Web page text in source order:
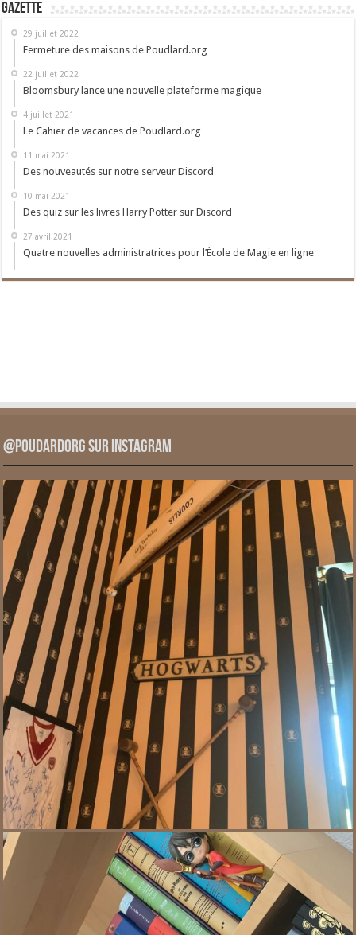
Gazette
29 juillet 2022
Fermeture des maisons de Poudlard.org
22 juillet 2022
Bloomsbury lance une nouvelle plateforme magique
4 juillet 2021
Le Cahier de vacances de Poudlard.org
11 mai 2021
Des nouveautés sur notre serveur Discord
10 mai 2021
Des quiz sur les livres Harry Potter sur Discord
27 avril 2021
Quatre nouvelles administratrices pour l’École de Magie en ligne
@PoudardOrg sur Instagram